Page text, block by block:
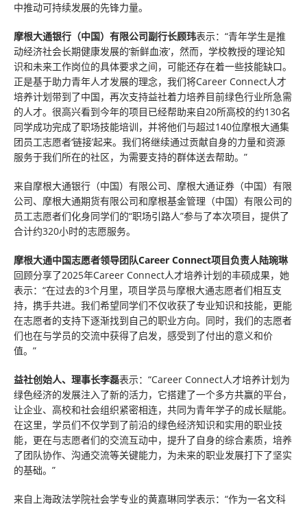
中推动可持续发展的先锋力量。
摩根大通银行（中国）有限公司副行长顾玮表示：“青年学生是推
动经济社会长期健康发展的‘新鲜血液’，然而，学校教授的理论知
识和未来工作岗位的具体要求之间，可能还存在着一些技能缺口。
正是基于助力青年人才发展的理念，我们将Career Connect人才
培养计划带到了中国，再次支持益社着力培养目前绿色行业所急需
的人才。很高兴看到今年的项目已经帮助来自20所高校的约130名
同学成功完成了职场技能培训，并将他们与超过140位摩根大通集
团员工志愿者‘链接’起来。我们将继续通过贡献自身的力量和资源
服务于我们所在的社区，为需要支持的群体送去帮助。”
来自摩根大通银行（中国）有限公司、摩根大通证券（中国）有限
公司、摩根大通期货有限公司和摩根基金管理（中国）有限公司的
员工志愿者们化身同学们的“职场引路人”参与了本次项目，提供了
合计约320小时的志愿服务。
摩根大通中国志愿者领导团队Career Connect项目负责人陆琬琳
回顾分享了2025年Career Connect人才培养计划的丰硕成果，她
表示：“在过去的3个月里，项目学员与摩根大通志愿者们相互支
持，携手共进。我们希望同学们不仅收获了专业知识和技能，更能
在志愿者的支持下逐渐找到自己的职业方向。同时，我们的志愿者
们也在与学员的交流中获得了启发，感受到了付出的意义和价
值。”
益社创始人、理事长李磊表示：“Career Connect人才培养计划为
绿色经济的发展注入了新的活力，它搭建了一个多方共赢的平台，
让企业、高校和社会组织紧密相连，共同为青年学子的成长赋能。
在这里，学员们不仅学到了前沿的绿色经济知识和实用的职业技
能，更在与志愿者们的交流互动中，提升了自身的综合素质，培养
了团队协作、沟通交流等关键能力，为未来的职业发展打下了坚实
的基础。”
来自上海政法学院社会学专业的黄嘉琳同学表示：“作为一名文科